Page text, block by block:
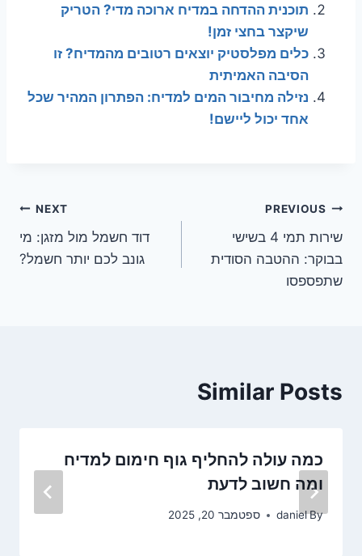
תוכנית ההדחה במדיח ארוכה מדי? הטריק
שיקצר בחצי זמן!
כלים מפלסטיק יוצאים רטובים מהמדיח? זו
הסיבה האמיתית
נזילה מחיבור המים למדיח: הפתרון המהיר שכל
אחד יכול ליישם!
ניווט
PREVIOUS
שירות תמי 4 בשישי
בבוקר: ההטבה הסודית
שתפספסו
NEXT
דוד חשמל מול מזגן: מי
גונב לכם יותר חשמל?
Similar Posts
כמה עולה להחליף גוף חימום למדיח
ומה חשוב לדעת
By
daniel ספטמבר 20, 2025